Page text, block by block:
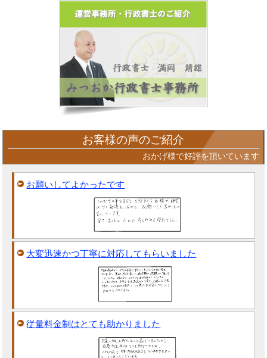
お客様の声のご紹介
おかげ様で好評を頂いています
お願いしてよかったです
大変迅速かつ丁寧に対応してもらいました
従量料金制はとても助かりました